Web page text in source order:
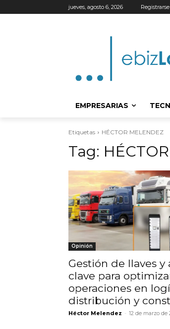
jueves, agosto 6, 2026
EMPRESARIAS
Etiquetas HÉCTOR MELENDEZ
Tag:
Opinión
Gestión de llaves y
clave para
operaciones en
distribución y
Héctor Melendez - 12 de marzo de